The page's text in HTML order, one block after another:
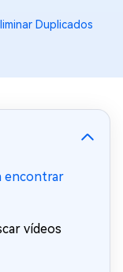
Duplicados
encontrar
vídeos